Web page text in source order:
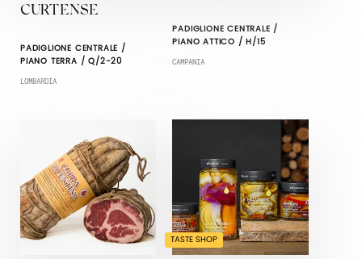
CURTENSE
PADIGLIONE CENTRALE /
PIANO TERRA / Q/2-20
LOMBARDIA
PADIGLIONE CENTRALE /
PIANO ATTICO / H/15
CAMPANIA
TASTE SHOP